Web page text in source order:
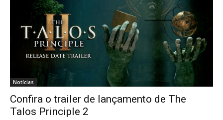
Notícias
Confira o trailer de lançamento de The
Talos Principle 2